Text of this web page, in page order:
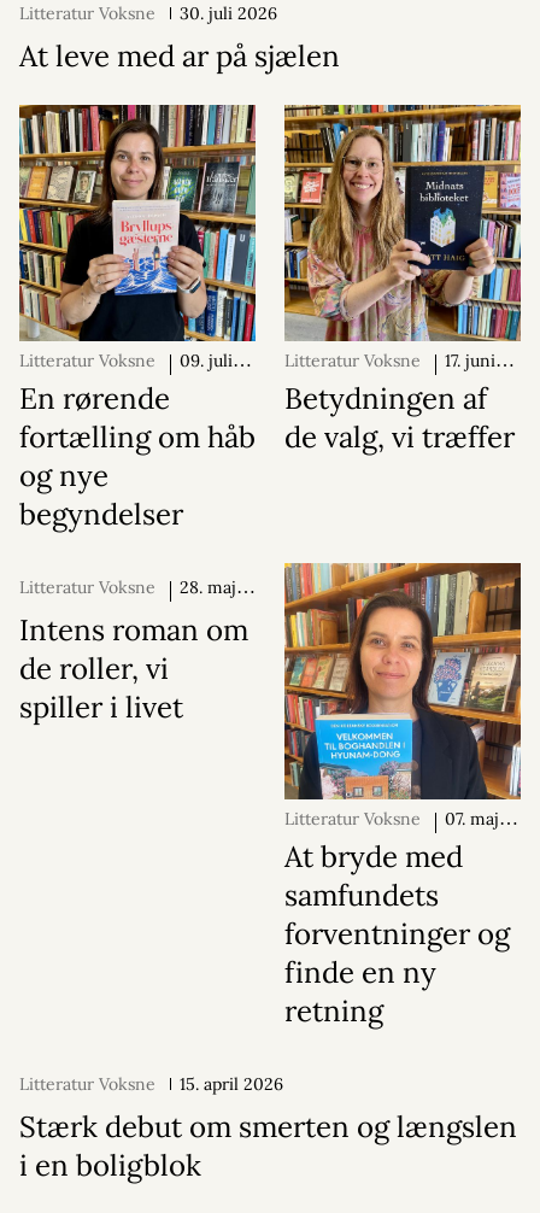
Litteratur Voksne 30. juli 2026
At leve med ar på sjælen
Litteratur Voksne
09. juli
2026
En rørende
fortælling om håb
og nye
begyndelser
Litteratur Voksne
17. juni
2026
Betydningen af
de valg, vi træffer
Litteratur Voksne
28. maj
2026
Intens roman om
de roller, vi
spiller i livet
Litteratur Voksne
07. maj
2026
At bryde med
samfundets
forventninger og
finde en ny
retning
Litteratur Voksne 15. april 2026
Stærk debut om smerten og længslen
i en boligblok